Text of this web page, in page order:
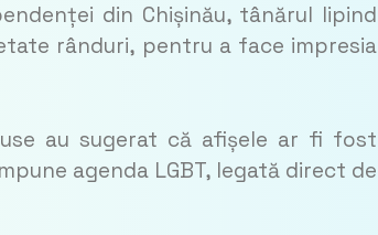
din Chișinău, tânărul lipind
rânduri, pentru a face impresia
au sugerat că afișele ar fi fost
agenda LGBT, legată direct de